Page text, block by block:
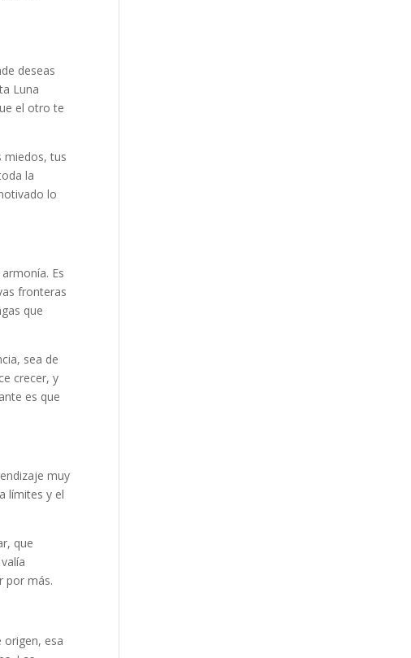
deseas
Luna
el otro te
miedos, tus
la
lo
Es
fronteras
que
sea de
crecer, y
es que
muy
límites y el
que
por más.
origen, esa